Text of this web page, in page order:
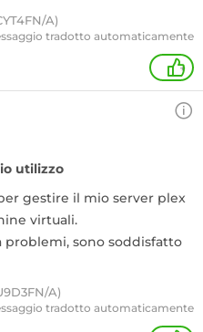
A)
tradotto automaticamente
+
utilizzo
gestire il mio server plex
virtuali.
problemi, sono soddisfatto
A)
tradotto automaticamente